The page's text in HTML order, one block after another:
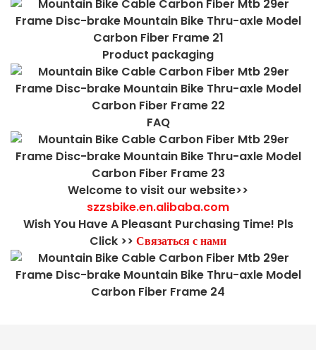
Product packaging
FAQ
Welcome to visit our website>>
szzsbike.en.alibaba.com
Wish You Have A Pleasant Purchasing Time! Pls
Click >> Связаться с нами